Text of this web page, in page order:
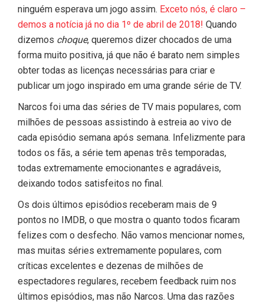
ninguém esperava um jogo assim. Exceto nós, é claro –
demos a notícia já no dia 1º de abril de 2018! Quando
dizemos choque, queremos dizer chocados de uma
forma muito positiva, já que não é barato nem simples
obter todas as licenças necessárias para criar e
publicar um jogo inspirado em uma grande série de TV.
Narcos foi uma das séries de TV mais populares, com
milhões de pessoas assistindo à estreia ao vivo de
cada episódio semana após semana. Infelizmente para
todos os fãs, a série tem apenas três temporadas,
todas extremamente emocionantes e agradáveis,
deixando todos satisfeitos no final.
Os dois últimos episódios receberam mais de 9
pontos no IMDB, o que mostra o quanto todos ficaram
felizes com o desfecho. Não vamos mencionar nomes,
mas muitas séries extremamente populares, com
críticas excelentes e dezenas de milhões de
espectadores regulares, recebem feedback ruim nos
últimos episódios, mas não Narcos. Uma das razões